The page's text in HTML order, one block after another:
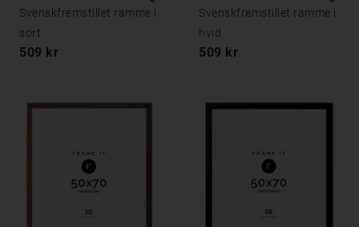
Svenskfremstillet ramme i
sort
509 kr
Svenskfremstillet ramme i
hvid
509 kr